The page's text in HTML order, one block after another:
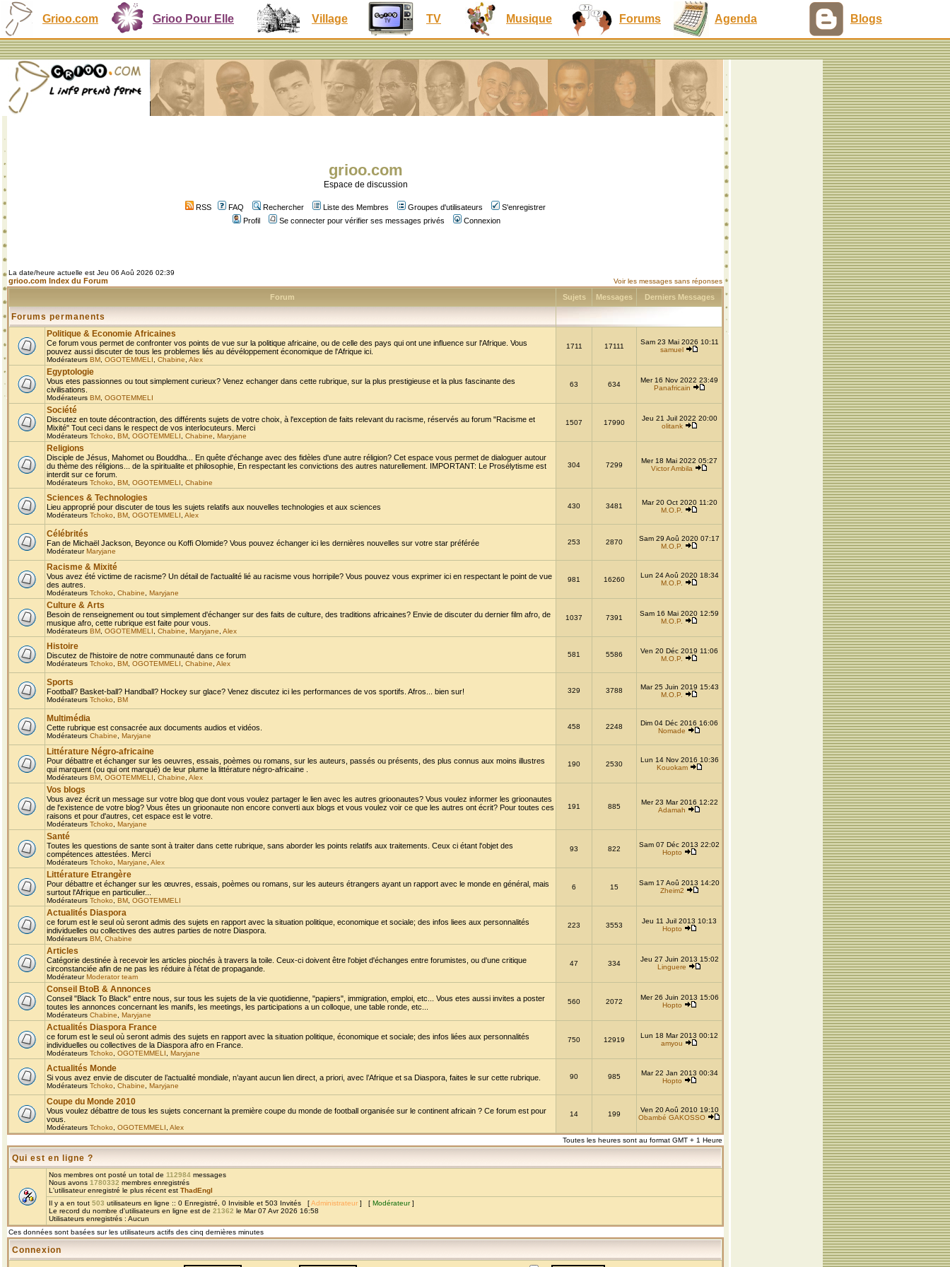
Grioo.com Grioo Pour Elle Village TV Musique Forums Agenda Blogs
grioo.com
Espace de discussion
RSS FAQ Rechercher Liste des Membres Groupes d'utilisateurs
S'enregistrer
Profil
Se connecter pour vérifier ses messages privés Connexion
La date/heure actuelle est Jeu 06 Aoû 2026 02:39
grioo.com Index du Forum Voir les messages sans réponses
Forum Sujets Messages Derniers Messages
Forums permanents
Politique & Economie Africaines
Ce forum vous permet de confronter vos points de vue sur la politique africaine, ou de celle des pays qui ont une influence sur l'Afrique. Vous
pouvez aussi discuter de tous les problemes liés au dévéloppement économique de l'Afrique ici.
Modérateurs BM OGOTEMMELI Chabine Alex
1711 17111
Sam 23 Mai 2026 10:11
samuel
Egyptologie
Vous etes passionnes ou tout simplement curieux? Venez echanger dans cette rubrique, sur la plus prestigieuse et la plus fascinante des
civilisations.
Modérateurs BM OGOTEMMELI
63 634
Mer 16 Nov 2022 23:49
Panafricain
Société
Discutez en toute décontraction, des différents sujets de votre choix, à l'exception de faits relevant du racisme, réservés au forum "Racisme et
Mixité" Tout ceci dans le respect de vos interlocuteurs. Merci
Modérateurs Tchoko BM OGOTEMMELI Chabine Maryjane
1507 17990
Jeu 21 Juil 2022 20:00
olitank
Religions
Disciple de Jésus, Mahomet ou Bouddha... En quête d'échange avec des fidèles d'une autre réligion? Cet espace vous permet de dialoguer autour
du thème des réligions... de la spiritualite et philosophie, En respectant les convictions des autres naturellement. IMPORTANT: Le Prosélytisme est
interdit sur ce forum.
Modérateurs Tchoko BM OGOTEMMELI Chabine
304 7299
Mer 18 Mai 2022 05:27
Victor Ambila
Sciences & Technologies
Lieu approprié pour discuter de tous les sujets relatifs aux nouvelles technologies et aux sciences
Modérateurs Tchoko BM OGOTEMMELI Alex
430 3481
Mar 20 Oct 2020 11:20
M.O.P.
Célébrités
Fan de Michaël Jackson, Beyonce ou Koffi Olomide? Vous pouvez échanger ici les dernières nouvelles sur votre star préférée
ModérateurMaryjane
253 2870
Sam 29 Aoû 2020 07:17
M.O.P.
Racisme & Mixité
Vous avez été victime de racisme? Un détail de l'actualité lié au racisme vous horripile? Vous pouvez vous exprimer ici en respectant le point de vue
des autres.
Modérateurs Tchoko Chabine Maryjane
981 16260
Lun 24 Aoû 2020 18:34
M.O.P.
Culture & Arts
Besoin de renseignement ou tout simplement d'échanger sur des faits de culture, des traditions africaines? Envie de discuter du dernier film afro, de
musique afro, cette rubrique est faite pour vous.
Modérateurs BM OGOTEMMELI Chabine Maryjane Alex
1037 7391
Sam 16 Mai 2020 12:59
M.O.P.
Histoire
Discutez de l'histoire de notre communauté dans ce forum
Modérateurs Tchoko BM OGOTEMMELI Chabine Alex
581 5586
Ven 20 Déc 2019 11:06
M.O.P.
Sports
Football? Basket-ball? Handball? Hockey sur glace? Venez discutez ici les performances de vos sportifs. Afros... bien sur!
Modérateurs Tchoko BM
329 3788
Mar 25 Juin 2019 15:43
M.O.P.
Multimédia
Cette rubrique est consacrée aux documents audios et vidéos.
Modérateurs Chabine Maryjane
458 2248
Dim 04 Déc 2016 16:06
Nomade
Littérature Négro-africaine
Pour débattre et échanger sur les oeuvres, essais, poèmes ou romans, sur les auteurs, passés ou présents, des plus connus aux moins illustres
qui marquent (ou qui ont marqué) de leur plume la littérature négro-africaine .
Modérateurs BM OGOTEMMELI Chabine Alex
190 2530
Lun 14 Nov 2016 10:36
Kouokam
Vos blogs
Vous avez écrit un message sur votre blog que dont vous voulez partager le lien avec les autres grioonautes? Vous voulez informer les grioonautes
de l'existence de votre blog? Vous êtes un grioonaute non encore converti aux blogs et vous voulez voir ce que les autres ont écrit? Pour toutes ces
raisons et pour d'autres, cet espace est le votre.
Modérateurs Tchoko Maryjane
191 885
Mer 23 Mar 2016 12:22
Adamah
Santé
Toutes les questions de sante sont à traiter dans cette rubrique, sans aborder les points relatifs aux traitements. Ceux ci étant l'objet des
compétences attestées. Merci
Modérateurs Tchoko Maryjane Alex
93 822
Sam 07 Déc 2013 22:02
Hopto
Littérature Etrangère
Pour débattre et échanger sur les œuvres, essais, poèmes ou romans, sur les auteurs étrangers ayant un rapport avec le monde en général, mais
surtout l'Afrique en particulier...
Modérateurs Tchoko BM OGOTEMMELI
6 15
Sam 17 Aoû 2013 14:20
Zheim2
Actualités Diaspora
ce forum est le seul où seront admis des sujets en rapport avec la situation politique, economique et sociale; des infos liees aux personnalités
individuelles ou collectives des autres parties de notre Diaspora.
Modérateurs BM Chabine
223 3553
Jeu 11 Juil 2013 10:13
Hopto
Articles
Catégorie destinée à recevoir les articles piochés à travers la toile. Ceux-ci doivent être l'objet d'échanges entre forumistes, ou d'une critique
circonstanciée afin de ne pas les réduire à l'état de propagande.
ModérateurModerator team
47 334
Jeu 27 Juin 2013 15:02
Linguere
Conseil BtoB & Annonces
Conseil "Black To Black" entre nous, sur tous les sujets de la vie quotidienne, "papiers", immigration, emploi, etc... Vous etes aussi invites a poster
toutes les annonces concernant les manifs, les meetings, les participations a un colloque, une table ronde, etc...
Modérateurs Chabine Maryjane
560 2072
Mer 26 Juin 2013 15:06
Hopto
Actualités Diaspora France
ce forum est le seul où seront admis des sujets en rapport avec la situation politique, économique et sociale; des infos liées aux personnalités
individuelles ou collectives de la Diaspora afro en France.
Modérateurs Tchoko OGOTEMMELI Maryjane
750 12919
Lun 18 Mar 2013 00:12
amyou
Actualités Monde
Si vous avez envie de discuter de l’actualité mondiale, n’ayant aucun lien direct, a priori, avec l’Afrique et sa Diaspora, faites le sur cette rubrique.
Modérateurs Tchoko Chabine Maryjane
90 985
Mar 22 Jan 2013 00:34
Hopto
Coupe du Monde 2010
Vous voulez débattre de tous les sujets concernant la première coupe du monde de football organisée sur le continent africain ? Ce forum est pour
vous.
Modérateurs Tchoko OGOTEMMELI Alex
14 199
Ven 20 Aoû 2010 19:10
Obambé GAKOSSO
Toutes les heures sont au format GMT + 1 Heure
Qui est en ligne ?
Nos membres ont posté un total de 112984 messages
Nous avons 1780332 membres enregistrés
L'utilisateur enregistré le plus récent est ThadEngl
Il y a en tout 503 utilisateurs en ligne :: 0 Enregistré, 0 Invisible et 503 Invités [Administrateur ] [ Modérateur]
Le record du nombre d'utilisateurs en ligne est de 21362 le Mar 07 Avr 2026 16:58
Utilisateurs enregistrés : Aucun
Ces données sont basées sur les utilisateurs actifs des cinq dernières minutes
Connexion